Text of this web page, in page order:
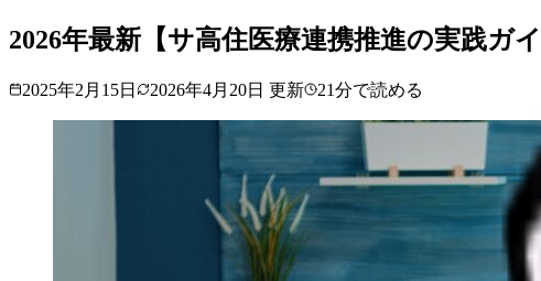
2026年最新【サ高住医療連携推進の実践ガ
2025年2月15日 2026年4月20日 更新 21分で読める